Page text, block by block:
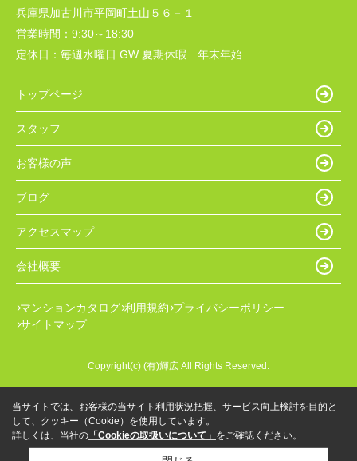
兵庫県加古川市平岡町土山５６－１
営業時間： 9:30～18:30
定休日： 毎週水曜日 GW 夏期休暇 年末年始
トップページ
スタッフ
お客様の声
ブログ
アクセスマップ
会社概要
マンションカタログ 利用規約 プライバシーポリシー
サイトマップ
Copyright(c) (有)輝広 All Rights Reserved.
当サイトでは、お客様の当サイト利用状況把握、サービス向上検討を目的と
して、クッキー（Cookie）を使用しています。
詳しくは、当社の 「Cookieの取扱いについて」 をご確認ください。